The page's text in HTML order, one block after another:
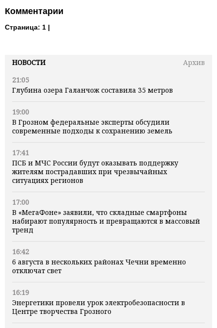
НОВОСТИ
Архив
21:05
Глубина озера Галанчож составила 35 метров
19:00
В Грозном федеральные эксперты обсудили
современные подходы к сохранению земель
17:41
ПСБ и МЧС России будут оказывать поддержку
жителям пострадавших при чрезвычайных
ситуациях регионов
17:00
В «МегаФоне» заявили, что складные смартфоны
набирают популярность и превращаются в массовый
тренд
16:42
6 августа в нескольких районах Чечни временно
отключат свет
16:19
Энергетики провели урок электробезопасности в
Центре творчества Грозного
Комментарии
Страница: 1 |